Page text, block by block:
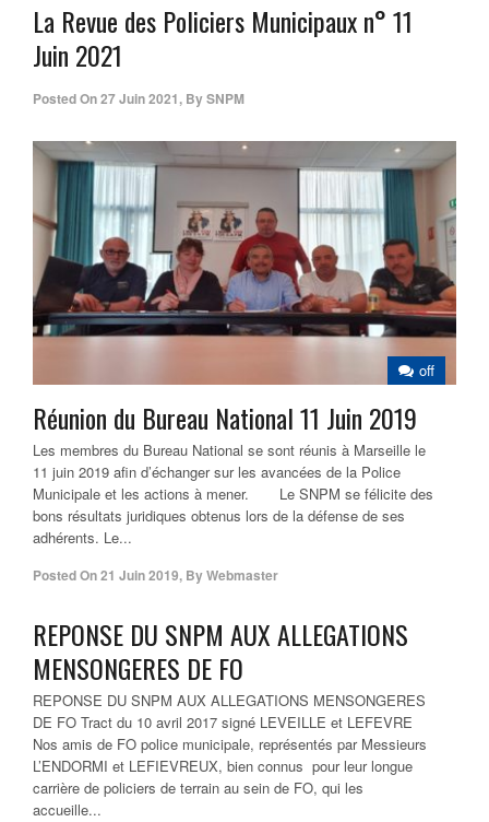
La Revue des Policiers Municipaux n° 11
Juin 2021
Posted On27 Juin 2021, BySNPM
off
Réunion du Bureau National 11 Juin 2019
Les membres du Bureau National se sont réunis à Marseille le
11 juin 2019 afin d’échanger sur les avancées de la Police
Municipale et les actions à mener. Le SNPM se félicite des
bons résultats juridiques obtenus lors de la défense de ses
adhérents. Le...
Posted On21 Juin 2019, ByWebmaster
REPONSE DU SNPM AUX ALLEGATIONS
MENSONGERES DE FO
REPONSE DU SNPM AUX ALLEGATIONS MENSONGERES
DE FO Tract du 10 avril 2017 signé LEVEILLE et LEFEVRE
Nos amis de FO police municipale, représentés par Messieurs
L’ENDORMI et LEFIEVREUX, bien connus pour leur longue
carrière de policiers de terrain au sein de FO, qui les
accueille...